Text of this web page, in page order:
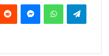
Reddit MessengerWhatsAppTelegram